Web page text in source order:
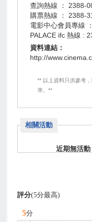
查詢熱線 ： 2388-
購票熱線 ： 2388-
電影中心會員專線
PALACE ifc 熱線 :
資料連結：
http://
** 以上資料只供參考
準。**
相關活動
近期無活動
評分(5分最高)
5分